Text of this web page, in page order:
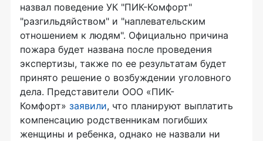
назвал поведение УК "ПИК-Комфорт"
"разгильдяйством" и "наплевательским
отношением к людям". Официально причина
пожара будет названа после проведения
экспертизы, также по ее результатам будет
принято решение о возбуждении уголовного
дела. Представители ООО «ПИК-
Комфорт» заявили, что планируют выплатить
компенсацию родственникам погибших
женщины и ребенка, однако не назвали ни